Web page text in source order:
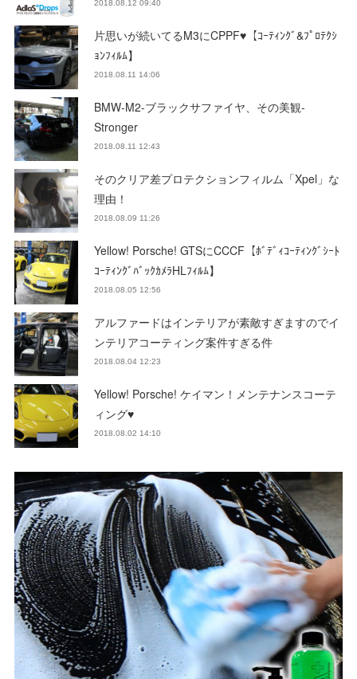
2018.08.12 09:40
片思いが続いてるM3にCPPF♥【ｺｰﾃｨﾝｸﾞ&ﾌﾟﾛﾃｸｼ
ｮﾝﾌｨﾙﾑ】
2018.08.11 14:06
BMW-M2-ブラックサファイヤ、その美観-
Stronger
2018.08.11 12:43
そのクリア差プロテクションフィルム「Xpel」な
理由！
2018.08.09 11:26
Yellow! Porsche! GTSにCCCF【ﾎﾞﾃﾞｨｺｰﾃｨﾝｸﾞｼｰﾄ
ｺｰﾃｨﾝｸﾞﾊﾞｯｸｶﾒﾗHLﾌｨﾙﾑ】
2018.08.05 12:56
アルファードはインテリアが素敵すぎますのでイ
ンテリアコーティング案件すぎる件
2018.08.04 12:23
Yellow! Porsche! ケイマン！メンテナンスコーテ
ィング♥
2018.08.02 14:10